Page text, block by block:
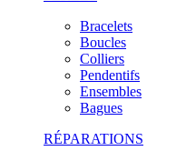
Bracelets
Boucles
Colliers
Pendentifs
Ensembles
Bagues
RÉPARATIONS